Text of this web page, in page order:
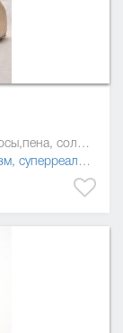
40 x 20 x 16 см, картон, синтетические волосы,пена, солома, силикон, смола